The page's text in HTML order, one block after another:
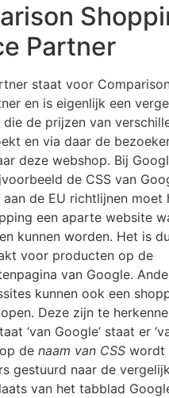
Partner
staat voor
en is eigenlijk een
de prijzen van
en via daar de
deze webshop. Bij
de CSS van
de EU richtlijnen moet
een aparte website
kunnen worden. Het is
voor producten op de
van Google.
kunnen ook een
Deze zijn te
‘van Google’ staat er
de naam van CSS wordt
gestuurd naar de
van het tabblad